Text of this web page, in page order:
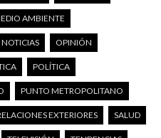
AMBIENTE
NOTICIAS OPINIÓN
POLÍTICA
PUNTO METROPOLITANO
EXTERIORES SALUD